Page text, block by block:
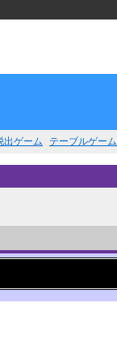
出ゲーム テーブルゲーム